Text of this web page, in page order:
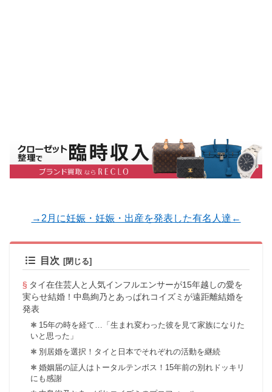
→2月に妊娠・妊娠・出産を発表した有名人達←
目次
タイ在住芸人と人気インフルエンサーが15年越しの愛を
実らせ結婚！中島絢乃とあっぱれコイズミが遠距離結婚を
発表
15年の時を経て…「生まれ変わった彼を見て家族になりた
いと思った」
別居婚を選択！タイと日本でそれぞれの活動を継続
婚姻届の証人はトータルテンボス！15年前の別れドッキリ
にも感謝